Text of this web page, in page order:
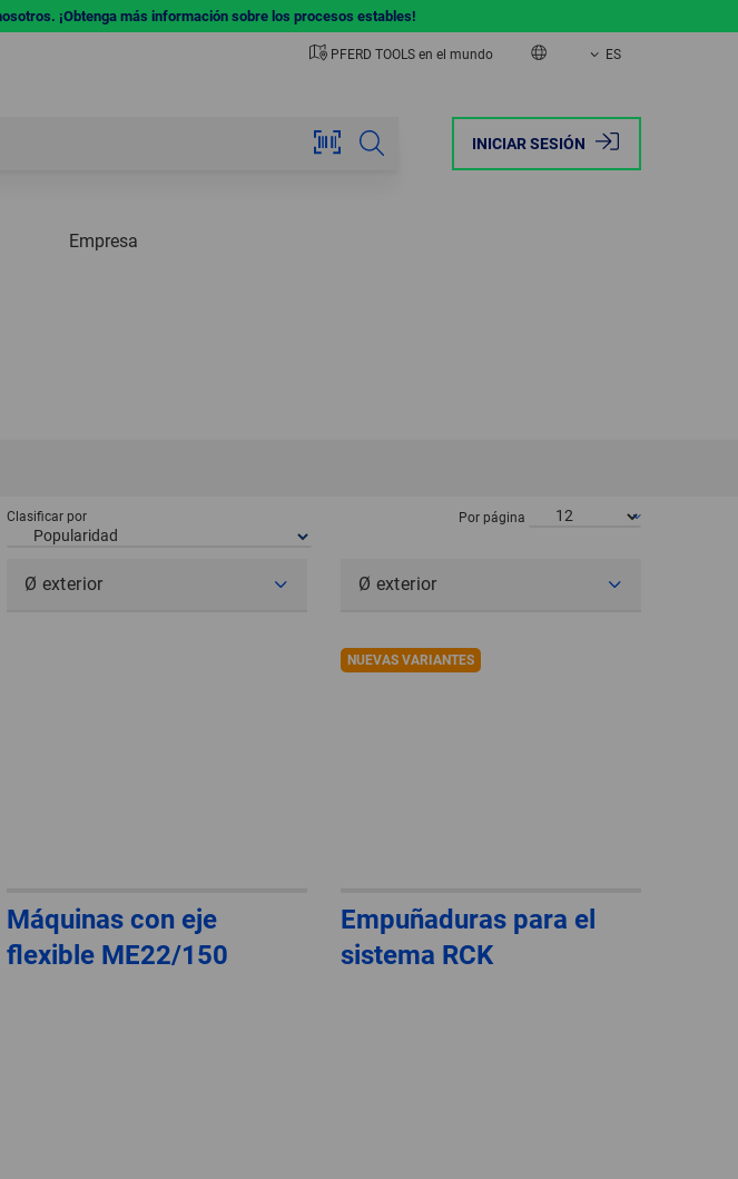
¡Obtenga más información sobre los procesos estables!
PFERD TOOLS en el mundo
EUROPE
POLAND
AMERICA
ES
INICIAR SESIÓN
Empresa
Clasificar por Por página
Ø exterior Ø exterior
Máquinas con eje
flexible ME22/150
NUEVAS VARIANTES
Empuñaduras para el
sistema RCK